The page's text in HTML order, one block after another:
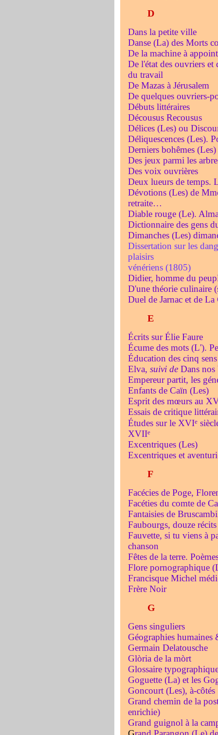
D
Dans la petite ville
Danse (La) des Morts
De la machine à
De l'état des ouvriers
du travail
De Mazas à Jérusalem
De quelques ouvriers-
Débuts littéraires
Décousus Recousus
Délices (Les) ou
Déliquescences (Les).
Derniers bohêmes (Les)
Des jeux parmi les
Des voix ouvrières
Deux lueurs de temps.
Dévotions (Les) de
retraite…
Diable rouge (Le).
Dictionnaire des gens
Dimanches (Les)
Dissertation sur les
plaisirs
vénériens (1805)
Didier, homme du
D'une théorie culinaire
Duel de Jarnac et de
E
Écrits sur Élie Faure
Écume des mots (L').
Éducation des cinq
Elva, suivi de Dans nos
Empereur partit, les
Enfants de Caïn (Les)
Esprit des mœurs au
Essais de critique
Études sur le XVIe
XVIIe
Excentriques (Les)
Excentriques et
F
Facécies de Poge,
Facéties du comte de
Fantaisies de
Faubourgs, douze
Fauvette, si tu viens à
chanson
Fêtes de la terre.
Flore pornographique
Francisque Michel
Frère Noir
G
Gens singuliers
Géographies humaines
Germain Delatousche
Glòria de la mòrt
Glossaire
Goguette (La) et les
Goncourt (Les), à-côtés
Grand chemin de la
enrichie)
Grand guignol à la